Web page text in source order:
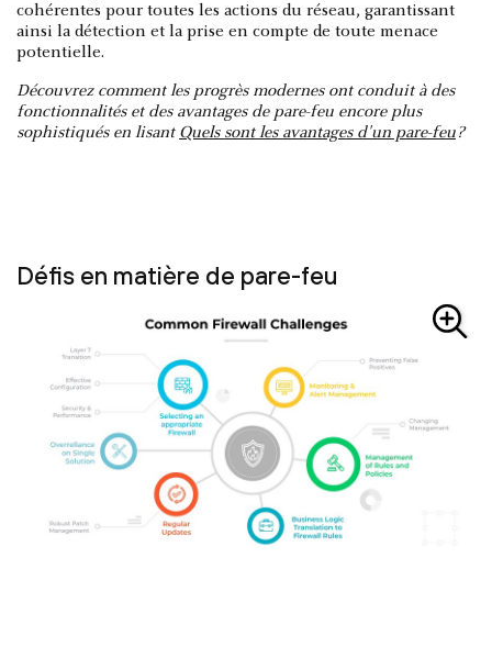
cohérentes pour toutes les actions du réseau, garantissant
ainsi la détection et la prise en compte de toute menace
potentielle.
Découvrez comment les progrès modernes ont conduit à des
fonctionnalités et des avantages de pare-feu encore plus
sophistiqués en lisant Quels sont les avantages d'un pare-feu?
Défis en matière de pare-feu